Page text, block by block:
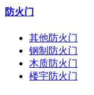
防火门
其他防火门
钢制防火门
木质防火门
楼宇防火门